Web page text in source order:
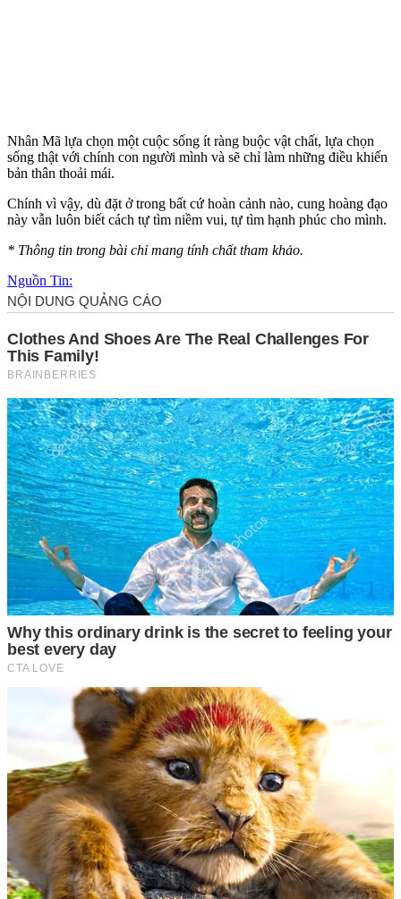
Nhân Mã lựa chọn một cuộc sống ít ràng buộc vật chất, lựa chọn
sống thật với chính con người mình và sẽ chỉ làm những điều khiến
bản thân thoải mái.
Chính vì vậy, dù đặt ở trong bất cứ hoàn cảnh nào, cung hoàng đạo
này vẫn luôn biết cách tự tìm niềm vui, tự tìm hạnh phúc cho mình.
* Thông tin trong bài chỉ mang tính chất tham khảo.
Nguồn Tin: